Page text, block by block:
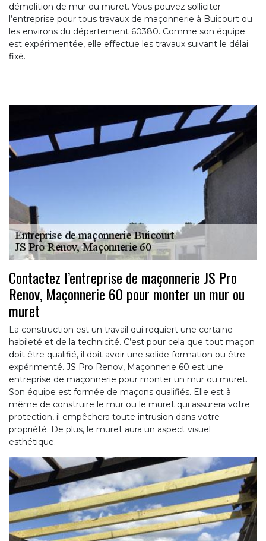
démolition de mur ou muret. Vous pouvez solliciter
l’entreprise pour tous travaux de maçonnerie à Buicourt ou
les environs du département 60380. Comme son équipe
est expérimentée, elle effectue les travaux suivant le délai
fixé.
Contactez l’entreprise de maçonnerie JS Pro
Renov, Maçonnerie 60 pour monter un mur ou
muret
La construction est un travail qui requiert une certaine
habileté et de la technicité. C’est pour cela que tout maçon
doit être qualifié, il doit avoir une solide formation ou être
expérimenté. JS Pro Renov, Maçonnerie 60 est une
entreprise de maçonnerie pour monter un mur ou muret.
Son équipe est formée de maçons qualifiés. Elle est à
même de construire le mur ou le muret qui assurera votre
protection, il empêchera toute intrusion dans votre
propriété. De plus, le muret aura un aspect visuel
esthétique.